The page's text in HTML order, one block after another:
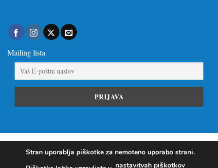
Mailing lista
Visa PayPal Stripe MasterCardVisa
Electron
Stran uporablja piškotke za nemoteno uporabo strani.
nastavitvah piškotkov